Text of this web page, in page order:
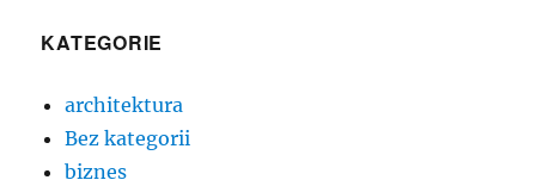
KATEGORIE
architektura
Bez kategorii
biznes